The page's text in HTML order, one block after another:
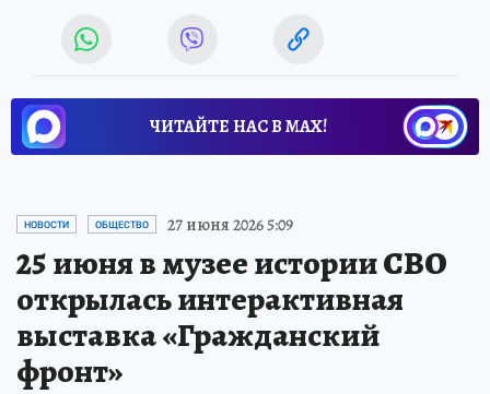
ЧИТАЙТЕ НАС В МАХ!
НОВОСТИ ОБЩЕСТВО 27 июня 2026 5:09
25 июня в музее истории СВО
открылась интерактивная
выставка «Гражданский
фронт»